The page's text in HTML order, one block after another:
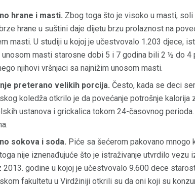
hrane i masti. Zbog toga što je visoko u masti,
hrane u suštini daje dijetu brzu prolaznost na
masti. U studiji u kojoj je učestvovalo 1.203 djece,
unosom masti starosne dobi 5 i 7 godina bili 2 ½ do
njihovi vršnjaci sa najnižim unosom masti.
preterano velikih porcija. Često, kada se deci
koledža otkrilo je da povećanje potrošnje
ustanova i grickalica tokom 24-časovnog
sokova i soda. Piće sa šećerom pakovano mnogo
nije iznenađujuće što je istraživanje utvrdilo
2013. godine u kojoj je učestvovalo 9.600 dece
fakultetu u Virdžiniji otkrili su da oni koji su